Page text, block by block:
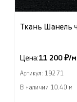
Ткань Шанель
Цена:11 200 ₽/м
Артикул: 19271
В наличии 10.40 м